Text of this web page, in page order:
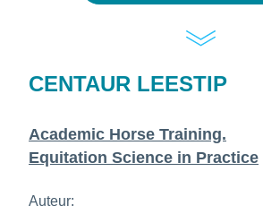
CENTAUR LEESTIP
Academic Horse Training.
Equitation Science in Practice
Auteur: